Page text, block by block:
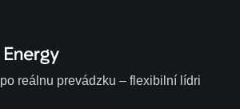
reálnu prevádzku – flexibilní lídri